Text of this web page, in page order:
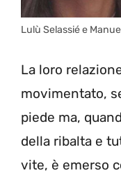
Lulù Selassié e
La loro
movimentato,
piede ma,
della ribalta e
vite, è emerso